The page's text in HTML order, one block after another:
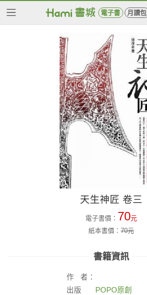
電子書 月讀包
天生神匠 卷三
電子書價： 70元
紙本書價： 70元
書籍資訊
作
者：
出版
POPO原創